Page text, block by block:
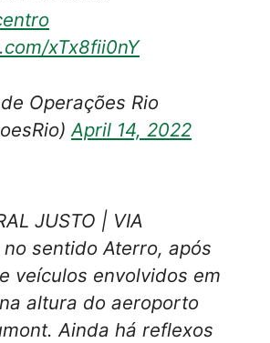
xTx8fii0nY
Operações Rio
April 14, 2022
JUSTO | VIA
no sentido Aterro, após
veículos envolvidos em
altura do aeroporto
Ainda há reflexos